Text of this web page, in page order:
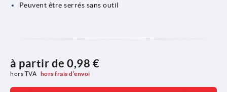
Peuvent être serrés sans outil
à partir de 0,98 €
hors TVA hors frais d’envoi